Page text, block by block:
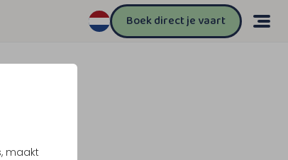
maakt
Boek direct je vaart